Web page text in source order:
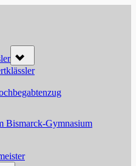
sub-
menu
Bismarck-Gymnasium